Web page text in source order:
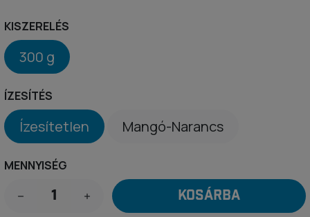
KISZERELÉS
300 g
ÍZESÍTÉS
Ízesítetlen Mangó-Narancs
MENNYISÉG
KOSÁRBA